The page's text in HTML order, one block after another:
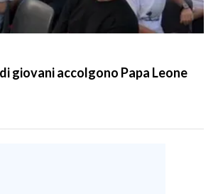
giovani accolgono Papa Leone